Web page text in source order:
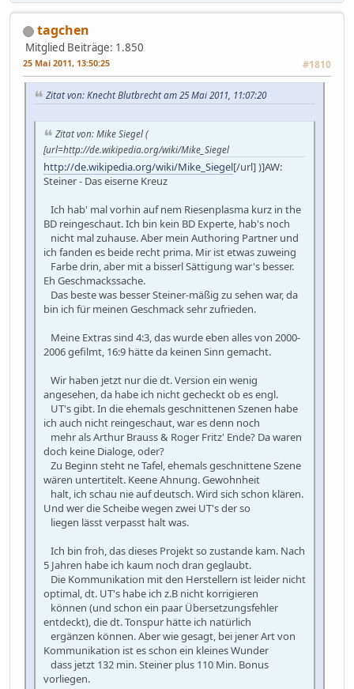
tagchen
Mitglied Beiträge: 1.850
25 Mai 2011, 13:50:25 #1810
Zitat von: Knecht Blutbrecht am 25 Mai 2011, 11:07:20
Zitat von: Mike Siegel (
[url=http://de.wikipedia.org/wiki/Mike_Siegel
http://de.wikipedia.org/wiki/Mike_Siegel[/url] )]AW:
Steiner - Das eiserne Kreuz
Ich hab' mal vorhin auf nem Riesenplasma kurz in the
BD reingeschaut. Ich bin kein BD Experte, hab's noch
nicht mal zuhause. Aber mein Authoring Partner und
ich fanden es beide recht prima. Mir ist etwas zuweing
Farbe drin, aber mit a bisserl Sättigung war's besser.
Eh Geschmackssache.
Das beste was besser Steiner-mäßig zu sehen war, da
bin ich für meinen Geschmack sehr zufrieden.
Meine Extras sind 4:3, das wurde eben alles von 2000-
2006 gefilmt, 16:9 hätte da keinen Sinn gemacht.
Wir haben jetzt nur die dt. Version ein wenig
angesehen, da habe ich nicht gecheckt ob es engl.
UT's gibt. In die ehemals geschnittenen Szenen habe
ich auch nicht reingeschaut, war es denn noch
mehr als Arthur Brauss & Roger Fritz' Ende? Da waren
doch keine Dialoge, oder?
Zu Beginn steht ne Tafel, ehemals geschnittene Szene
wären untertitelt. Keene Ahnung. Gewohnheit
halt, ich schau nie auf deutsch. Wird sich schon klären.
Und wer die Scheibe wegen zwei UT's der so
liegen lässt verpasst halt was.
Ich bin froh, das dieses Projekt so zustande kam. Nach
5 Jahren habe ich kaum noch dran geglaubt.
Die Kommunikation mit den Herstellern ist leider nicht
optimal, dt. UT's habe ich z.B nicht korrigieren
können (und schon ein paar Übersetzungsfehler
entdeckt), die dt. Tonspur hätte ich natürlich
ergänzen können. Aber wie gesagt, bei jener Art von
Kommunikation ist es schon ein kleines Wunder
dass jetzt 132 min. Steiner plus 110 Min. Bonus
vorliegen.